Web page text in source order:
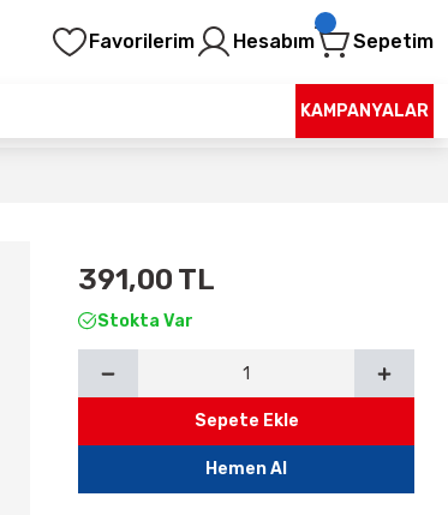
Favorilerim Hesabım Sepetim
KAMPANYALAR
391,00 TL
Stokta Var
Sepete Ekle
Hemen Al